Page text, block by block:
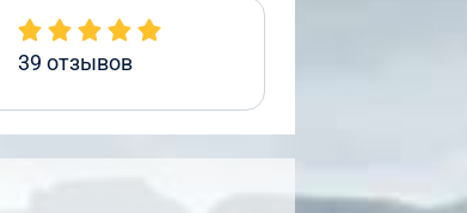
39 отзывов